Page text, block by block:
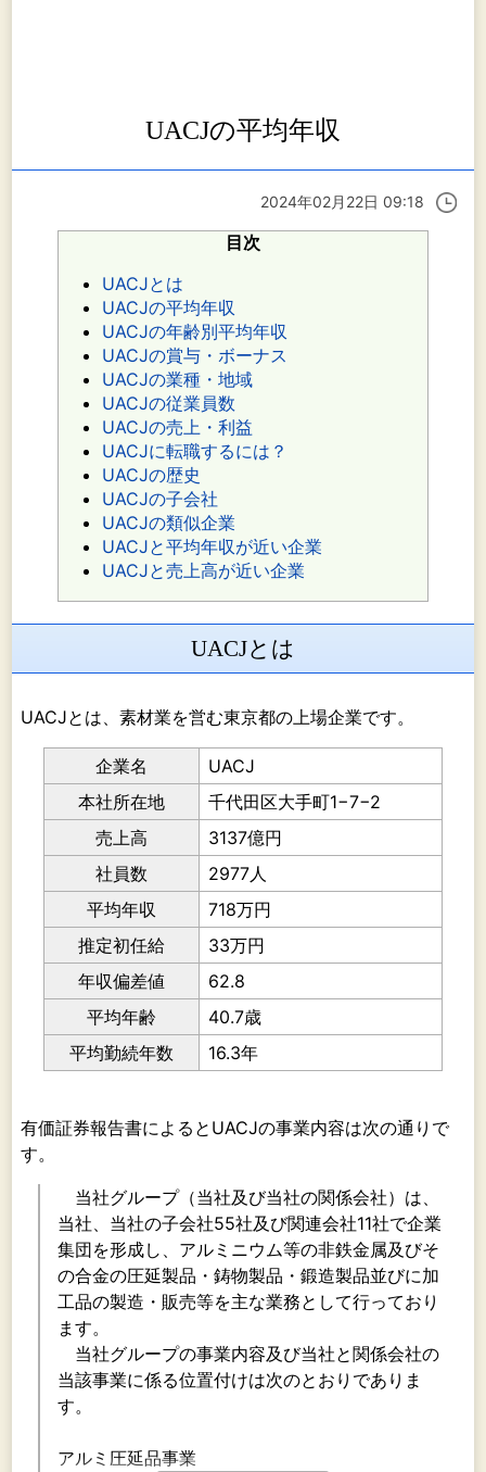
UACJの平均年収
2024年02月22日 09:18
目次
UACJとは
UACJの平均年収
UACJの年齢別平均年収
UACJの賞与・ボーナス
UACJの業種・地域
UACJの従業員数
UACJの売上・利益
UACJに転職するには？
UACJの歴史
UACJの子会社
UACJの類似企業
UACJと平均年収が近い企業
UACJと売上高が近い企業
UACJとは
UACJとは、素材業を営む東京都の上場企業です。
企業名
UACJ
本社所在地
千代田区大手町1−7−2
売上高
3137億円
社員数
2977人
平均年収
718万円
推定初任給
33万円
年収偏差値
62.8
平均年齢
40.7歳
平均勤続年数
16.3年
有価証券報告書によるとUACJの事業内容は次の通りで
す。
当社グループ（当社及び当社の関係会社）は、
当社、当社の子会社55社及び関連会社11社で企業
集団を形成し、アルミニウム等の非鉄金属及びそ
の合金の圧延製品・鋳物製品・鍛造製品並びに加
工品の製造・販売等を主な業務として行っており
ます。
当社グループの事業内容及び当社と関係会社の
当該事業に係る位置付けは次のとおりでありま
す。
アルミ圧延品事業